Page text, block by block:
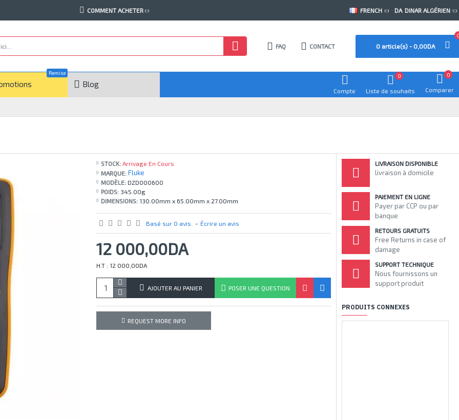
COMMENT ACHETER FRENCH DA DINAR ALGÉRIEN
FAQ CONTACT 0 article(s) - 0,00DA
Remise
Blog
Compte Liste de souhaits
0
Comparer
0
STOCK: Arrivage En Cours
MARQUE: Fluke
MODÈLE: DZD000600
POIDS: 345.00g
DIMENSIONS: 130.00mm x 65.00mm x 27.00mm
Basé sur 0 avis. - Écrire un avis
12 000,00DA
H.T : 12 000,00DA
AJOUTER AU PANIER POSER UNE QUESTION
REQUEST MORE INFO
LIVRAISON DISPONIBLE
livraison à domicile
PAIEMENT EN LIGNE
Payer par CCP ou par
banque
RETOURS GRATUITS
Free Returns in case of
damage
SUPPORT TECHNIQUE
Nous fournissons un
support produit
PRODUITS CONNEXES